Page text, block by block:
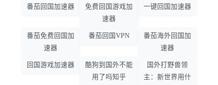
番茄回国加速器
免费回国游戏加
速器
一键回国加速器
番茄免费回国加
速器
番茄回国VPN
番茄海外回国加
速器
回国游戏加速器
酷狗到国外不能
用了吗知乎
国外打野兽领
主：新世界用什